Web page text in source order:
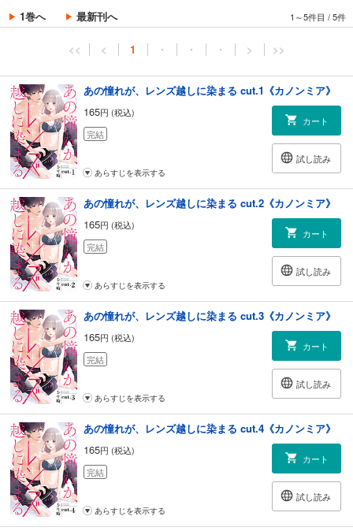
1巻へ 最新刊へ 1～5件目 /5件
<< < 1 ・ ・ ・ > >>
あの憧れが、レンズ越しに染まる cut.1《カノンミア》
165円 (税込)
完結
カート
試し読み
あらすじを表示する
あの憧れが、レンズ越しに染まる cut.2《カノンミア》
165円 (税込)
完結
カート
試し読み
あらすじを表示する
あの憧れが、レンズ越しに染まる cut.3《カノンミア》
165円 (税込)
完結
カート
試し読み
あらすじを表示する
あの憧れが、レンズ越しに染まる cut.4《カノンミア》
165円 (税込)
完結
カート
試し読み
あらすじを表示する